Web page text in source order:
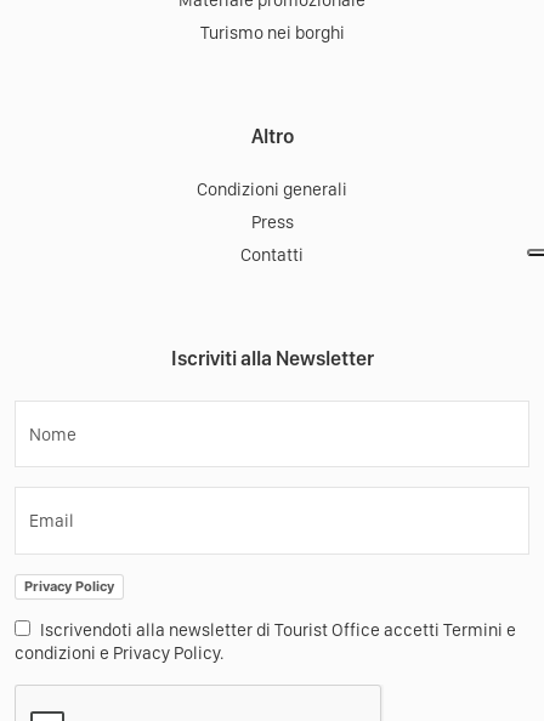
Turismo nei borghi
Altro
Condizioni generali
Press
Contatti
Iscriviti alla Newsletter
Nome
Email
Privacy Policy
Iscrivendoti alla newsletter di Tourist Office accetti Termini e
condizioni e Privacy Policy.